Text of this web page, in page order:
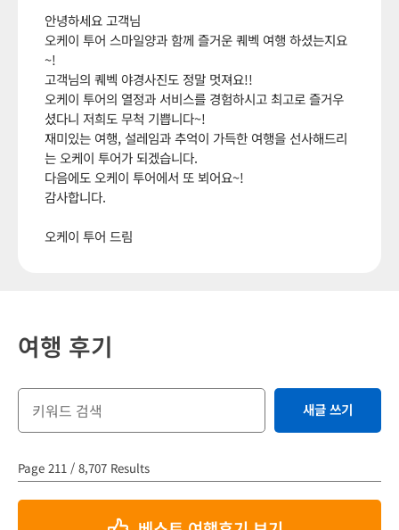
안녕하세요 고객님
오케이 투어 스마일양과 함께 즐거운 퀘벡 여행 하셨는지요
~!
고객님의 퀘벡 야경사진도 정말 멋져요!!
오케이 투어의 열정과 서비스를 경험하시고 최고로 즐거우
셨다니 저희도 무척 기쁩니다~!
재미있는 여행, 설레임과 추억이 가득한 여행을 선사해드리
는 오케이 투어가 되겠습니다.
다음에도 오케이 투어에서 또 뵈어요~!
감사합니다.
오케이 투어 드림
여행 후기
새글 쓰기
Page 211 / 8,707 Results